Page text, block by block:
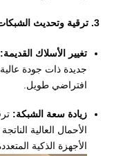
3. ترقية وتحديث
تغيير الأسلاك القديمة:
جديدة ذات جودة
افتراضي طويل.
زيادة سعة الشبكة:
الأحمال العالية
الأجهزة الذكية